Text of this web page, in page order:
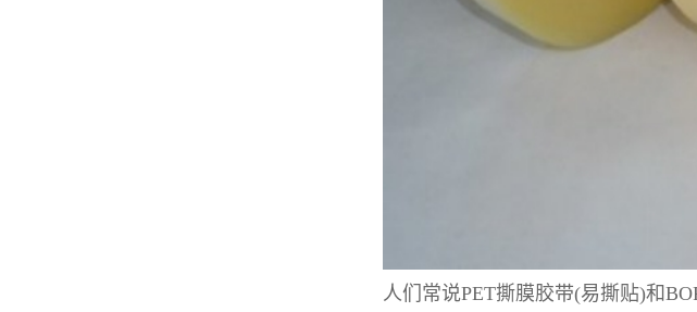
人们常说PET撕膜胶带(易撕贴)和